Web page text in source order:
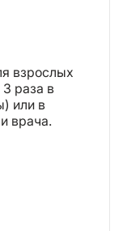
взрослых
3 раза в
или в
врача.